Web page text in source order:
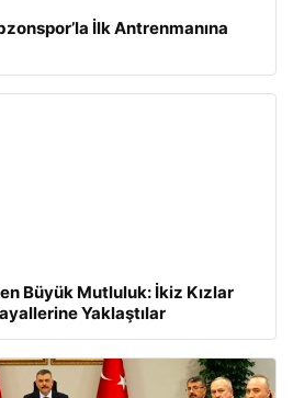
İlk Antrenmanına
Büyük Mutluluk: İkiz Kızlar
Yaklaştılar